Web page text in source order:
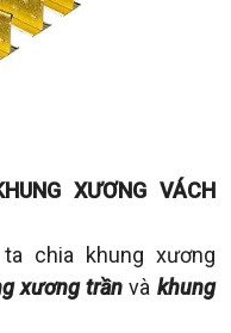
XƯƠNG VÁCH
chia khung xương
xương trầnvà khung